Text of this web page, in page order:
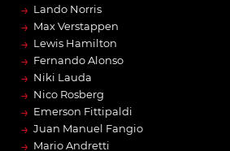
→ Lando Norris
→ Max Verstappen
→ Lewis Hamilton
→ Fernando Alonso
→ Niki Lauda
→ Nico Rosberg
→ Emerson Fittipaldi
→ Juan Manuel Fangio
→ Mario Andretti